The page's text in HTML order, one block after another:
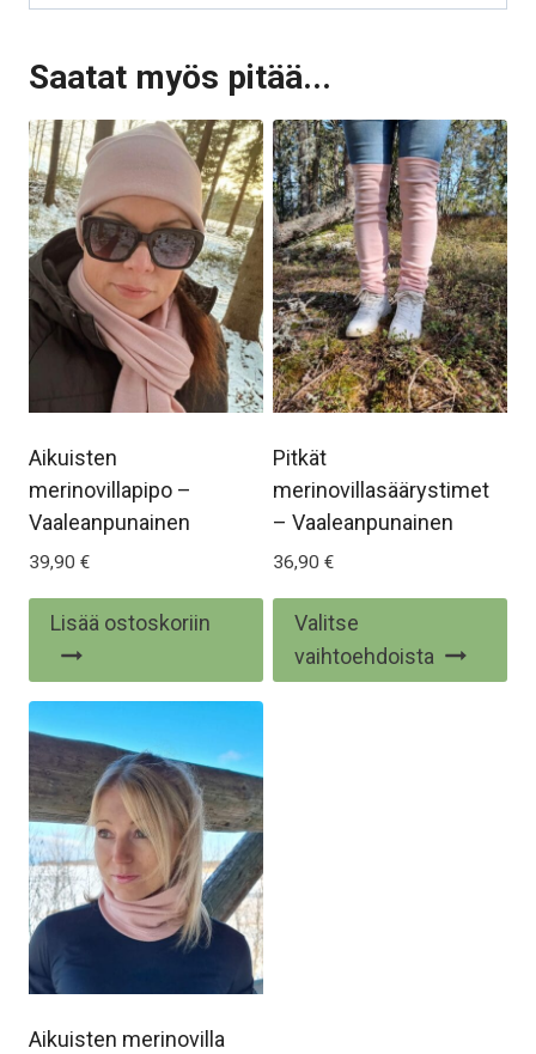
Saatat myös pitää...
Aikuisten
merinovillapipo –
Vaaleanpunainen
39,90 €
Lisää ostoskoriin
Pitkät
merinovillasäärystimet
– Vaaleanpunainen
36,90 €
Valitse
vaihtoehdoista
on
Aikuisten merinovilla